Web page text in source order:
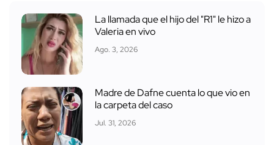
La llamada que el hijo del "R1" le hizo a
Valeria en vivo
Ago. 3, 2026
Madre de Dafne cuenta lo que vio en
la carpeta del caso
Jul. 31, 2026